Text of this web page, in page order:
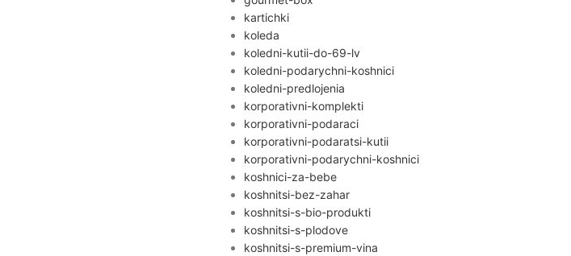
kartichki
koleda
koledni-kutii-do-69-lv
koledni-podarychni-koshnici
koledni-predlojenia
korporativni-komplekti
korporativni-podaraci
korporativni-podaratsi-kutii
korporativni-podarychni-koshnici
koshnici-za-bebe
koshnitsi-bez-zahar
koshnitsi-s-bio-produkti
koshnitsi-s-plodove
koshnitsi-s-premium-vina